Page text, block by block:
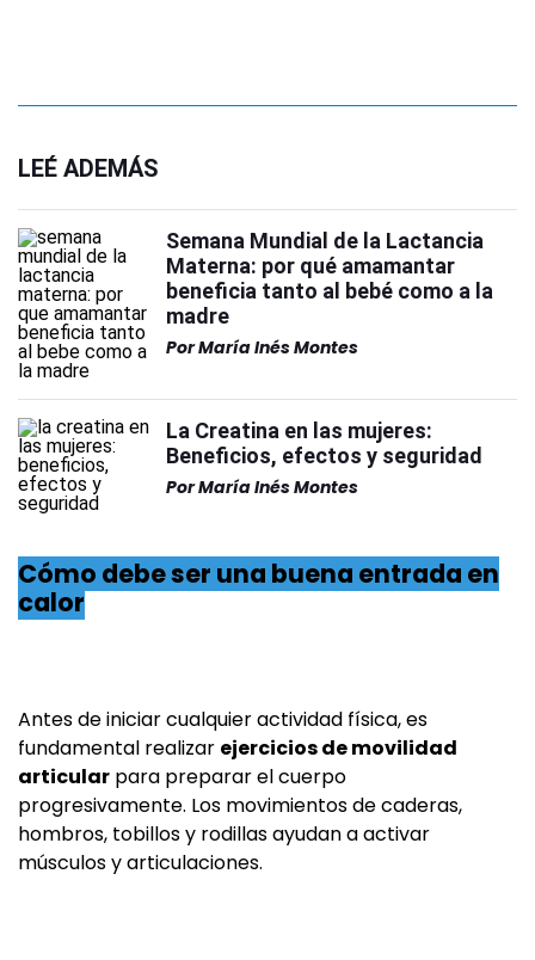
LEÉ ADEMÁS
Semana Mundial de la Lactancia
Materna: por qué amamantar
beneficia tanto al bebé como a la
madre
PorMaría Inés Montes
La Creatina en las mujeres:
Beneficios, efectos y seguridad
PorMaría Inés Montes
Cómo debe ser una buena entrada en
calor
Antes de iniciar cualquier actividad física, es
fundamental realizar ejercicios de movilidad
articular para preparar el cuerpo
progresivamente. Los movimientos de caderas,
hombros, tobillos y rodillas ayudan a activar
músculos y articulaciones.